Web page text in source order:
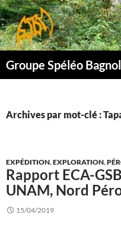
Aller
au
contenu
Groupe Spéléo
Archives par mot-clé :
EXPÉDITION,EXPLORATION,
Rapport ECA-
UNAM, Nord
15/04/2019